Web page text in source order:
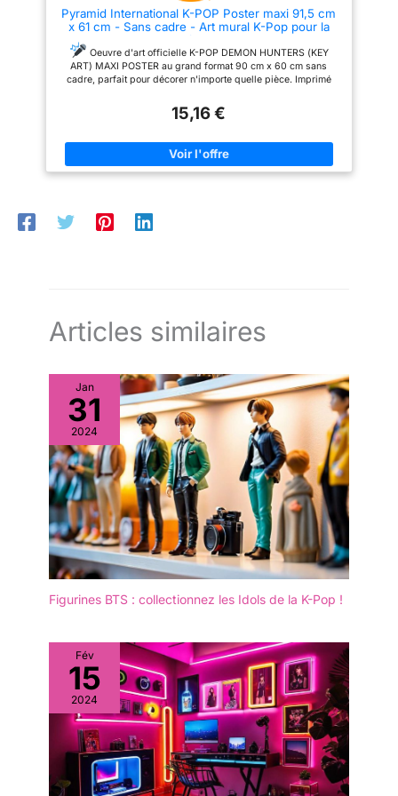
Pyramid International K-POP Poster maxi 91,5 cm
x 61 cm - Sans cadre - Art mural K-Pop pour la
maison, la chambre à coucher ou le studio -
Couleurs vives
Oeuvre d'art officielle K-POP DEMON HUNTERS (KEY
ART) MAXI POSTER au grand format 90 cm x 60 cm sans
cadre, parfait pour décorer n'importe quelle pièce. Imprimé
présenter le style audacieux et dynamique de K-Pop Demon
Livré comme un poster détachable, vous pouvez
Pièce de collection officielle pour les vrais fans
de la série K-Pop Demon Hunters et de l'art inspiré par l'anime.
15,16 €
Articles similaires
Jan
31
2024
Figurines BTS : collectionnez les Idols de la K-Pop !
Fév
15
2024